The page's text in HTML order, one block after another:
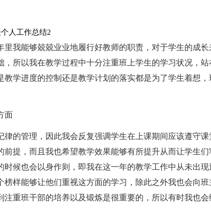
人工作总结2
里我能够兢兢业业地履行好教师的职责，对于学生的成
，所以我在教学过程中十分注重班上学生的学习状况，
教学进度的控制还是教学计划的落实都是为了学生着想
面
律的管理，因此我会反复强调学生在上课期间应该遵守
前提，而且我也希望教学效果能够有所提升从而让学生
时候也会以身作则，即我在这一年的教学工作中从未出
榜样能够让他们重视这方面的学习，除此之外我也会向
注重班干部的培养以及锻炼是很重要的，所以有时我也